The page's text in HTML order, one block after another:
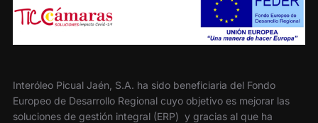
Interóleo Picual Jaén, S.A. ha sido beneficiaria del Fondo
Europeo de Desarrollo Regional cuyo objetivo es mejorar las
soluciones de gestión integral (ERP) y gracias al que ha